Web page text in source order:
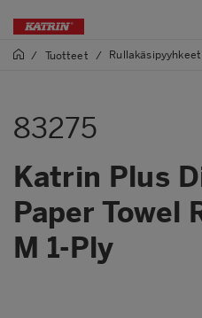
/ Tuotteet / Rullakäsipyyhkeet
83275
Katrin Plus
Paper Towel
M 1-Ply